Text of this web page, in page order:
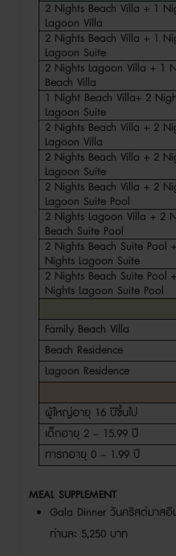
2 Nights Beach Villa + 1
Lagoon Villa
2 Nights Beach Villa + 1
Lagoon Suite
2 Nights Lagoon Villa + 1
Beach Villa
1 Night Beach Villa+ 2
Lagoon Suite
2 Nights Beach Villa + 2
Lagoon Villa
2 Nights Beach Villa + 2
Lagoon Suite
2 Nights Beach Villa + 2
Lagoon Suite Pool
2 Nights Lagoon Villa + 2
Beach Suite Pool
2 Nights Beach Suite Pool
Nights Lagoon Suite
2 Nights Beach Suite Pool
Nights Lagoon Suite Pool
Family Beach Villa
Beach Residence
Lagoon Residence
ผู้ใหญ่อายุ 16 ปีขึ้นไป
เด็กอายุ 2 – 15.99 ปี
ทารกอายุ 0 – 1.99 ปี
MEAL SUPPLEMENT
Gala Dinner วันคริสต์มาส
ท่านละ 5,250 บาท